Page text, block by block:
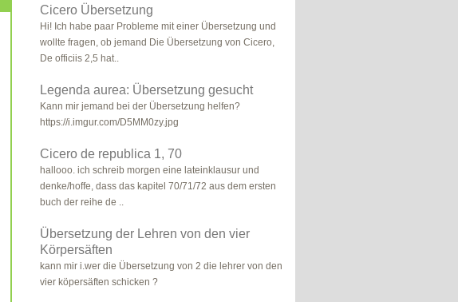
Cicero Übersetzung
Hi! Ich habe paar Probleme mit einer Übersetzung und
wollte fragen, ob jemand Die Übersetzung von Cicero,
De officiis 2,5 hat..
Legenda aurea: Übersetzung gesucht
Kann mir jemand bei der Übersetzung helfen?
https://i.imgur.com/D5MM0zy.jpg
Cicero de republica 1, 70
hallooo. ich schreib morgen eine lateinklausur und
denke/hoffe, dass das kapitel 70/71/72 aus dem ersten
buch der reihe de ..
Übersetzung der Lehren von den vier
Körpersäften
kann mir i.wer die Übersetzung von 2 die lehrer von den
vier köpersäften schicken ?